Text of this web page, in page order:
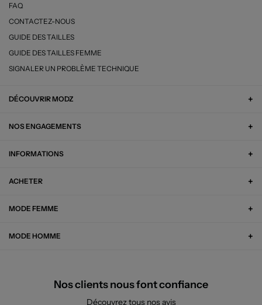
FAQ
CONTACTEZ-NOUS
GUIDE DES TAILLES
GUIDE DES TAILLES FEMME
SIGNALER UN PROBLÈME TECHNIQUE
DÉCOUVRIR MODZ
NOS ENGAGEMENTS
INFORMATIONS
ACHETER
MODE FEMME
MODE HOMME
Nos clients nous font confiance
Découvrez tous nos avis